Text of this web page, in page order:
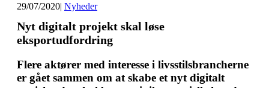
29/07/2020| Nyheder
Nyt digitalt projekt skal løse
eksportudfordring
Flere aktører med interesse i livsstilsbrancherne
er gået sammen om at skabe et nyt digitalt